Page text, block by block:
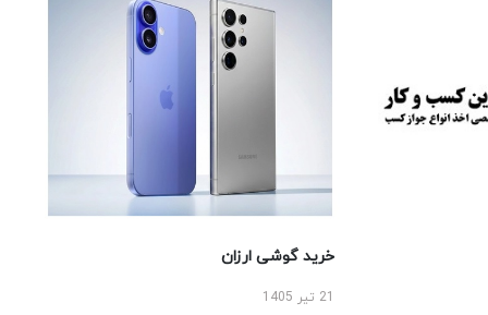
خرید گوشی ارزان